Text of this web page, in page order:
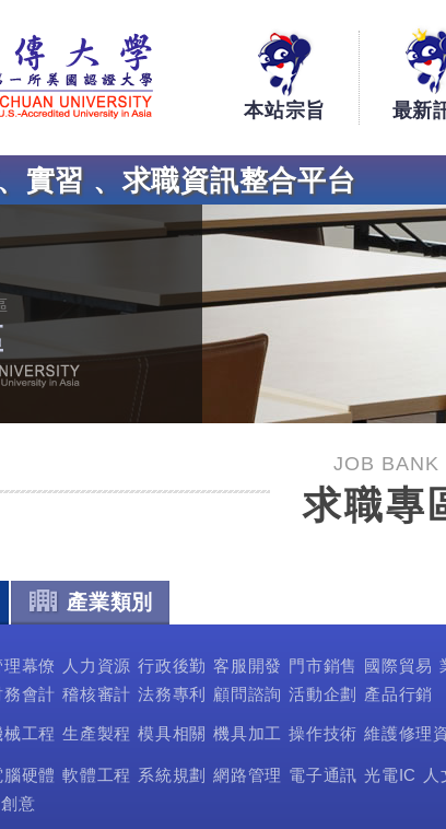
銘傳大學大學生工讀、實習、求職資訊
本站宗旨 最新
實習 、求職資訊整合平台
JOB BANK
求職專
產業類別
理幕僚 人力資源 行政後勤 客服開發 門市銷售 國際貿易
務會計 稽核審計 法務專利 顧問諮詢 活動企劃 產品行銷
械工程 生產製程 模具相關 機具加工 操作技術 維護修理
腦硬體 軟體工程 系統規劃 網路管理 電子通訊 光電IC 人
意